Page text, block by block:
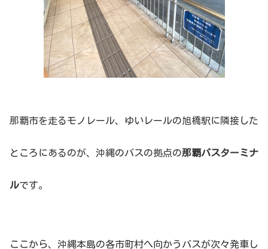
那覇市を走るモノレール、ゆいレールの旭橋駅に隣接した
ところにあるのが、沖縄のバスの拠点の那覇バスターミナ
ルです。
ここから、沖縄本島の各市町村へ向かうバスが次々発車し